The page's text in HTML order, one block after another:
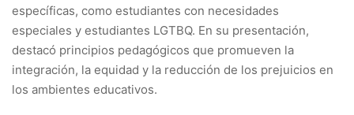
específicas, como estudiantes con necesidades
especiales y estudiantes LGTBQ. En su presentación,
destacó principios pedagógicos que promueven la
integración, la equidad y la reducción de los prejuicios en
los ambientes educativos.